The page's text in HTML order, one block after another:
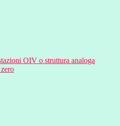
OIV o struttura analoga